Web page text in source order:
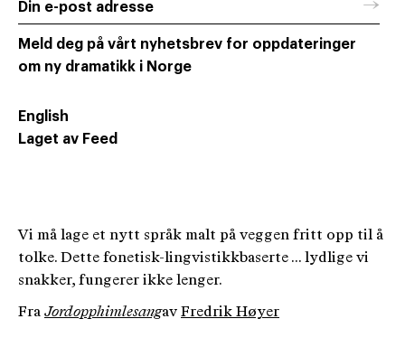
Vi må lage et nytt språk malt på veggen fritt opp til å
tolke. Dette fonetisk-lingvistikkbaserte ... lydlige vi
snakker, fungerer ikke lenger.
Fra Jordopphimlesangav Fredrik Høyer
Din e-post adresse →
Meld deg på vårt nyhetsbrev for oppdateringer
om ny dramatikk i Norge
English
Laget av Feed